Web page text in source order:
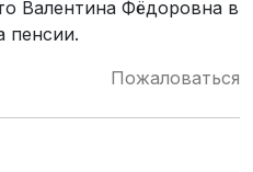
Валентина Фёдоровна в
пенсии.
Пожаловаться